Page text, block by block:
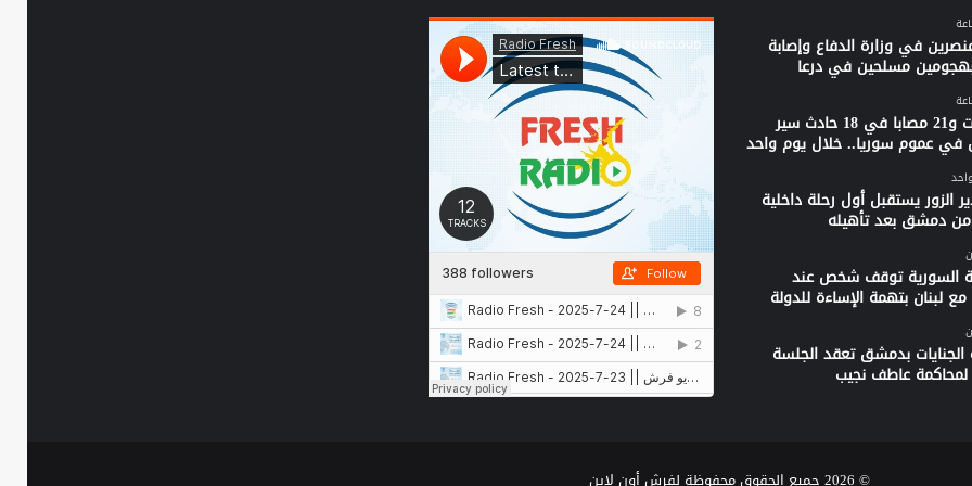
في وزارة الدفاع وإصابة
مسلحين في درعا
3 وفيات و21 مصابا في 18 حادث سير
في عموم سوريا.. خلال يوم واحد
الزور يستقبل أول رحلة داخلية
دمشق بعد تأهيله
السورية توقف شخص عند
لبنان بتهمة الإساءة للدولة
بدمشق تعقد الجلسة
لمحاكمة عاطف نجيب
© 2026 جميع الحقوق محفوظة لفرش أون لاين